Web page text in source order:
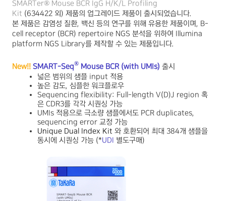
SMARTer® Mouse BCR IgG H/K/L Profiling
Kit (634422 외 ) 제품의 업그레이드 제품이 출시되었습니다.
본 제품은 감염성 질환, 백신 등의 연구를 위해 유용한 제품이며, B-
cell receptor (BCR) repertoire NGS 분석을 위하여 Illumina
platform NGS Library를 제작할 수 있는 제품입니다.
New!! SMART-Seq® Mouse BCR (with UMIs) 출시
넓은 범위의 샘플 input 적용
높은 감도, 심플한 워크플로우
Sequencing flexibility: Full-length V(D)J region 혹
은 CDR3를 각각 시퀀싱 가능
UMIs 적용으로 극소량 샘플에서도 PCR duplicates,
sequencing error 교정 가능
Unique Dual Index Kit 와 호환되어 최대 384개 샘플을
동시에 시퀀싱 가능 (*UDI 별도구매)